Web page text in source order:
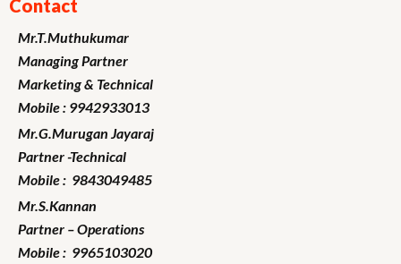
Contact
Mr.T.Muthukumar
Managing Partner
Marketing& Technical
Mobile : 9942933013
Mr.G.Murugan Jayaraj
Partner -Technical
Mobile : 9843049485
Mr.S.Kannan
Partner – Operations
Mobile : 9965103020